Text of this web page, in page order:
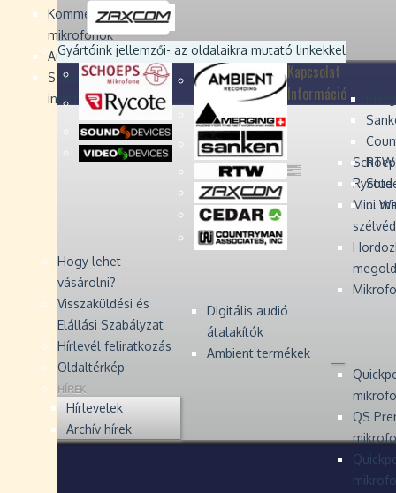
Kommentátor-
mikrofonok
Audio Monitors
Számítógépes audió
interfész
Rycote
Mini
Digitális audió
átalakítók
Ambient termékek
QS
...
Devices
Devices
Zaxcom
Zaxcom
Gyártóink jellemzői- az oldalaikra mutató linkekkel
Kapcsolat
Információ
Hogy lehet
vásárolni?
Visszaküldési és
Elállási Szabályzat
Hírlevél feliratkozás
Oldaltérkép
HÍREK
Hírlevelek
Archív hírek